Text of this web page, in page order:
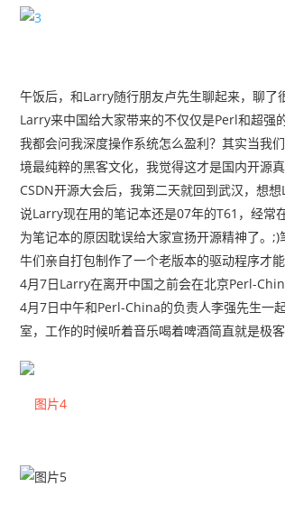
午饭后，和Larry随行朋友卢先生聊起来，聊了
Larry来中国给大家带来的不仅仅是Perl和超强
我都会问我深度操作系统怎么盈利？其实当我
境最纯粹的黑客文化，我觉得这才是国内开源真
CSDN开源大会后，我第二天就回到武汉，想
说Larry现在用的笔记本还是07年的T61，经常
为笔记本的原因耽误给大家宣扬开源精神了。
牛们亲自打包制作了一个老版本的驱动程序才能
4月7日Larry在离开中国之前会在北京Perl-
4月7日中午和Perl-China的负责人李强先生一
室，工作的时候听着音乐喝着啤酒简直就是极